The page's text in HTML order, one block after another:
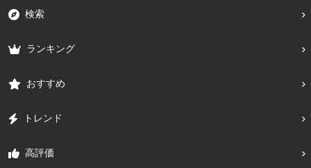
検索
ランキング
おすすめ
トレンド
高評価